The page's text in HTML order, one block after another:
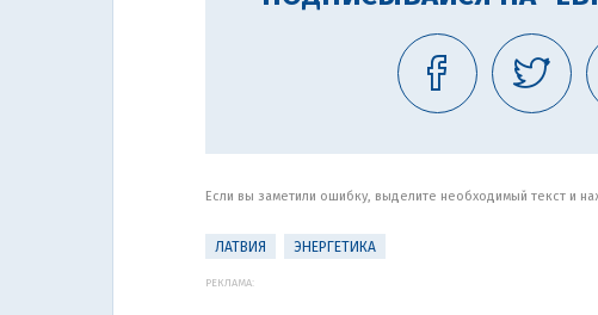
Если вы заметили ошибку, выделите необходимый текст и
ЛАТВИЯ ЭНЕРГЕТИКА
РЕКЛАМА: